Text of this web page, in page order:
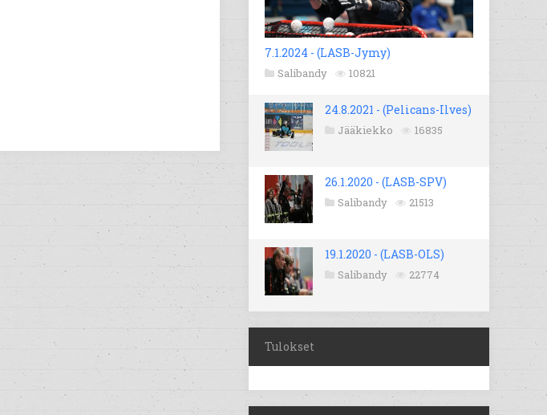
7.1.2024 - (LASB-Jymy)
Salibandy 10821
24.8.2021 - (Pelicans-Ilves)
Jääkiekko 16835
26.1.2020 - (LASB-SPV)
Salibandy 21513
19.1.2020 - (LASB-OLS)
Salibandy 22774
Tulokset